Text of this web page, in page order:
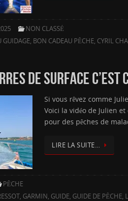
NON CLASSÉ
GUIDAGE, BON CADEAU PÊCHE, CYRIL
DE SURFACE C’EST
Si vous rêvez comme
Voici la vidéo de Julien
pour des pêches de
LIRE LA SUITE…
PÊCHE
, GARMIN, GUIDE, GUIDE DE PÊCHE,